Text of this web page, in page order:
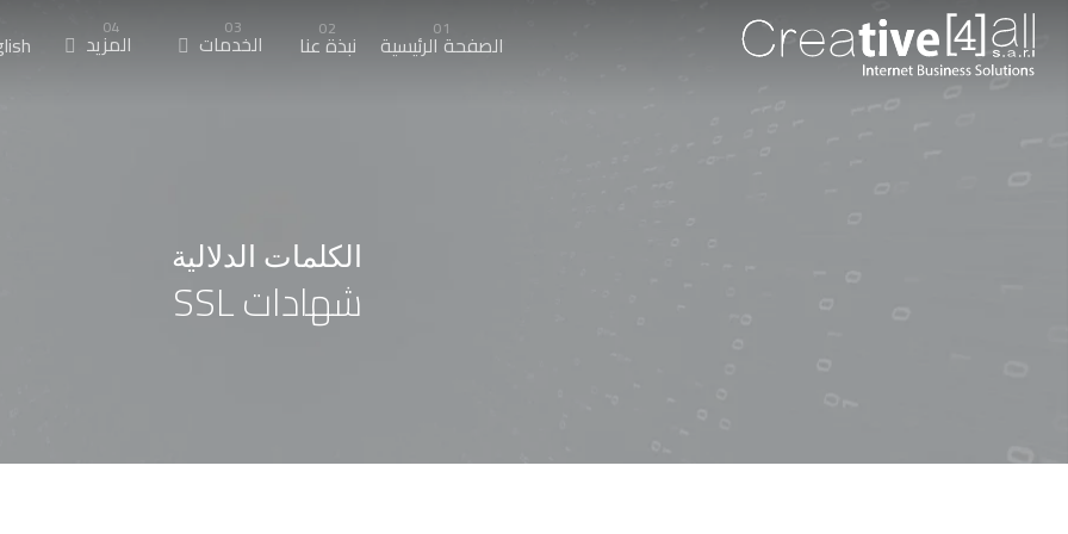
الصفحة الرئيسية نبذة عنا الخدمات المزيد
الكلمات الدلالية
شهادات SSL
القائمة